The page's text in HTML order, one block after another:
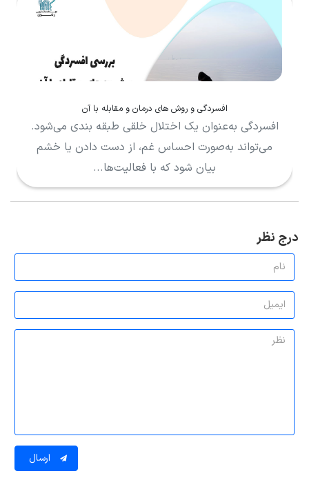
افسردگی و روش های درمان و مقابله با آن
افسردگی به‌عنوان یک اختلال خلقی طبقه بندی می‌شود.
می‌تواند به‌صورت احساس غم، از دست دادن یا خشم
بیان شود که با فعالیت‌ها...
درج نظر
ارسال